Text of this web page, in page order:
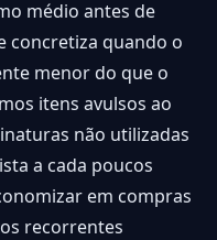
médio antes de
concretiza quando o
menor do que o
itens avulsos ao
não utilizadas
a cada poucos
em compras
recorrentes